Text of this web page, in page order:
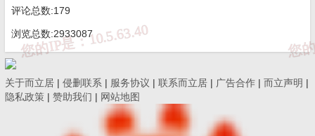
评论总数:179
浏览总数:2933087
关于而立居 | 侵删联系 | 服务协议 | 联系而立居 | 广告合作 | 而立声明 |
隐私政策 | 赞助我们 | 网站地图